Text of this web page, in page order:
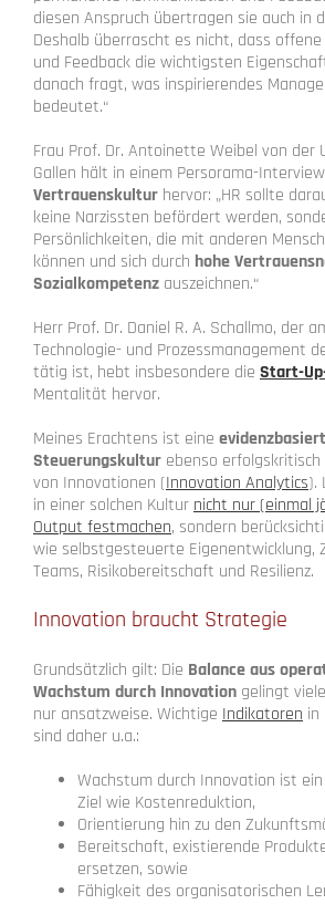
diesen Anspruch übertragen sie auch in
Deshalb überrascht es nicht, dass
und Feedback die wichtigsten
danach fragt, was inspirierendes
bedeutet.“
Frau Prof. Dr. Antoinette Weibel von der
Gallen hält in einem Persorama-
Vertrauenskultur hervor: „HR sollte
keine Narzissten befördert werden,
Persönlichkeiten, die mit anderen
können und sich durch hohe
Sozialkompetenz auszeichnen.“
Herr Prof. Dr. Daniel R. A. Schallmo, der
Technologie- und Prozessmanagement
tätig ist, hebt insbesondere die Start-
Mentalität hervor.
Meines Erachtens ist eine
Steuerungskultur ebenso
von Innovationen (Innovation Analytics).
in einer solchen Kultur nicht nur (einmal
Output festmachen, sondern
wie selbstgesteuerte Eigenentwicklung,
Teams, Risikobereitschaft und Resilienz.
Innovation braucht Strategie
Grundsätzlich gilt: Die Balance aus
Wachstum durch Innovation gelingt
nur ansatzweise. Wichtige Indikatoren in
sind daher u.a.:
Wachstum durch Innovation ist
Ziel wie Kostenreduktion,
Orientierung hin zu den
Bereitschaft, existierende
ersetzen, sowie
Fähigkeit des organisatorischen